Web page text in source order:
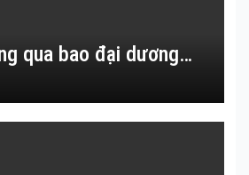
qua bao đại dương…